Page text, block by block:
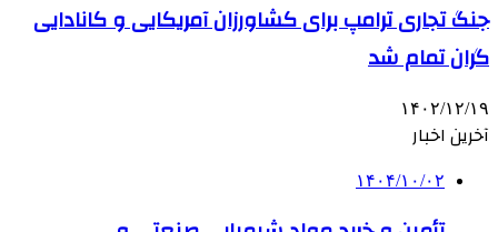
جنگ تجاری ترامپ برای کشاورزان آمریکایی و کانادایی
گران تمام شد
۱۴۰۲/۱۲/۱۹
آخرین اخبار
۱۴۰۴/۱۰/۰۲